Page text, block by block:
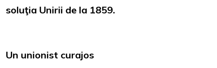
soluţia Unirii de la 1859.
Un unionist curajos